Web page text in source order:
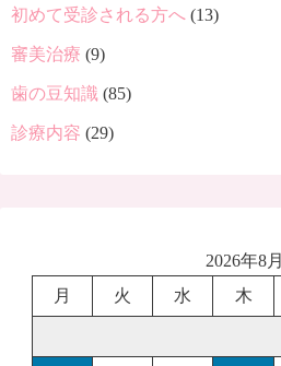
初めて受診される方へ (13)
審美治療 (9)
歯の豆知識 (85)
診療内容 (29)
2026年8月
月
火 水 木